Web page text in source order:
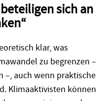
sich an
klar, was
zu begrenzen –
–, auch wenn praktische
Klimaaktivisten können